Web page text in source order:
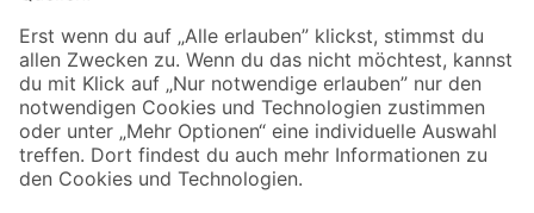
Sicher einkaufen
Jetzt die toom-App herunterladen